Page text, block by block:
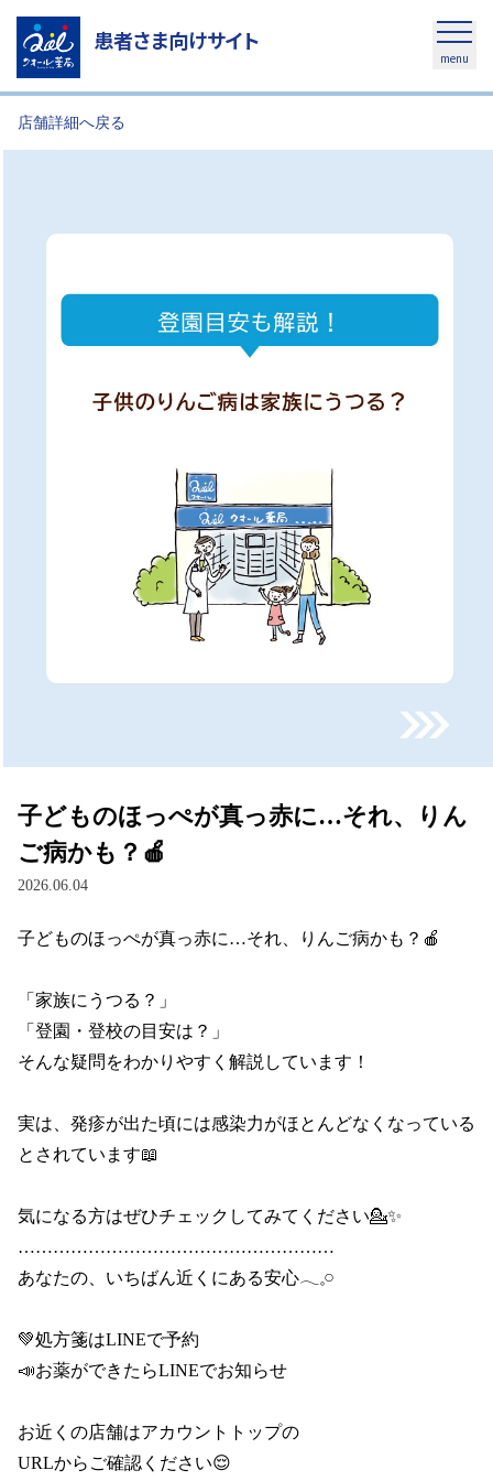
患者さま向けサイト
menu
店舗詳細へ戻る
子どものほっぺが真っ赤に…それ、りん
ご病かも？🍎
2026.06.04
子どものほっぺが真っ赤に…それ、りんご病かも？🍎
「家族にうつる？」
「登園・登校の目安は？」
そんな疑問をわかりやすく解説しています！
実は、発疹が出た頃には感染力がほとんどなくなっている
とされています📖
気になる方はぜひチェックしてみてください💁✨
………………………………………………
あなたの、いちばん近くにある安心𓂃𓈒𓏸
💚処方箋はLINEで予約
📣お薬ができたらLINEでお知らせ
お近くの店舗はアカウントトップの
URLからご確認ください😌